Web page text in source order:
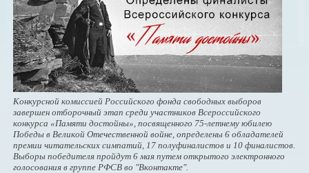
Конкурсной комиссией Российского фонда свободных выборов
завершен отборочный этап среди участников Всероссийского
конкурса «Памяти достойны», посвященного 75-летнему юбилею
Победы в Великой Отечественной войне, определены 6 обладателей
премии читательских симпатий, 17 полуфиналистов и 10 финалистов.
Выборы победителя пройдут 6 мая путем открытого электронного
голосования в группе РФСВ во "Вконтакте".